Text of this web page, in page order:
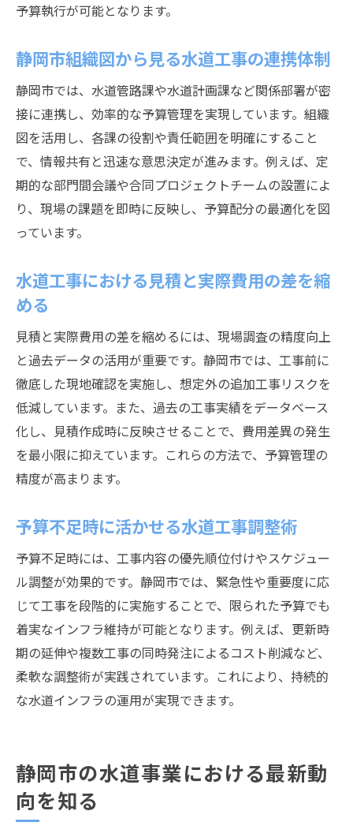
予算執行が可能となります。
静岡市組織図から見る水道工事の連携体制
静岡市では、水道管路課や水道計画課など関係部署が密
接に連携し、効率的な予算管理を実現しています。組織
図を活用し、各課の役割や責任範囲を明確にすること
で、情報共有と迅速な意思決定が進みます。例えば、定
期的な部門間会議や合同プロジェクトチームの設置によ
り、現場の課題を即時に反映し、予算配分の最適化を図
っています。
水道工事における見積と実際費用の差を縮
める
見積と実際費用の差を縮めるには、現場調査の精度向上
と過去データの活用が重要です。静岡市では、工事前に
徹底した現地確認を実施し、想定外の追加工事リスクを
低減しています。また、過去の工事実績をデータベース
化し、見積作成時に反映させることで、費用差異の発生
を最小限に抑えています。これらの方法で、予算管理の
精度が高まります。
予算不足時に活かせる水道工事調整術
予算不足時には、工事内容の優先順位付けやスケジュー
ル調整が効果的です。静岡市では、緊急性や重要度に応
じて工事を段階的に実施することで、限られた予算でも
着実なインフラ維持が可能となります。例えば、更新時
期の延伸や複数工事の同時発注によるコスト削減など、
柔軟な調整術が実践されています。これにより、持続的
な水道インフラの運用が実現できます。
静岡市の水道事業における最新動
向を知る